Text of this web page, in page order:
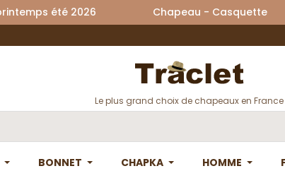
printemps été 2026 Chapeau -
Le plus grand choix de chapeaux en France
BONNET CHAPKA HOMME